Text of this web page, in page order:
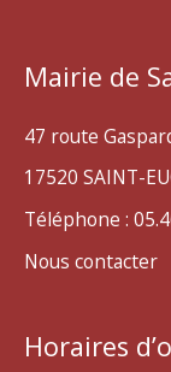
Mairie de
47 route
17520 SAINT-
Téléphone :
Nous contacter
Horaires